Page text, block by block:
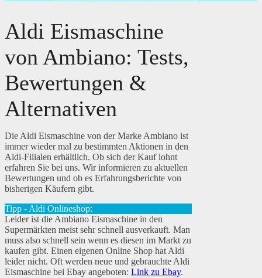
Aldi Eismaschine
von Ambiano: Tests,
Bewertungen &
Alternativen
Die Aldi Eismaschine von der Marke Ambiano ist
immer wieder mal zu bestimmten Aktionen in den
Aldi-Filialen erhältlich. Ob sich der Kauf lohnt
erfahren Sie bei uns. Wir informieren zu aktuellen
Bewertungen und ob es Erfahrungsberichte von
bisherigen Käufern gibt.
Tipp - Aldi Onlineshop:
Leider ist die Ambiano Eismaschine in den
Supermärkten meist sehr schnell ausverkauft. Man
muss also schnell sein wenn es diesen im Markt zu
kaufen gibt. Einen eigenen Online Shop hat Aldi
leider nicht. Oft werden neue und gebrauchte Aldi
Eismaschine bei Ebay angeboten: Link zu Ebay.